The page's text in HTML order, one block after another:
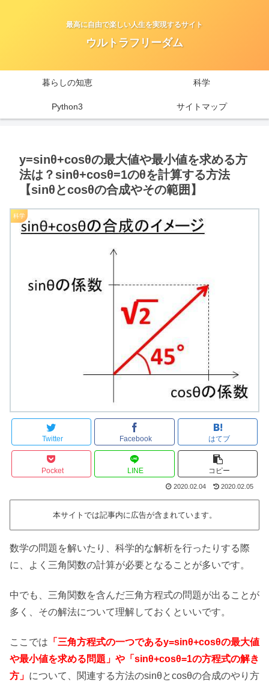
最高に自由で楽しい人生を実現するサイト
ウルトラフリーダム
暮らしの知恵 科学
Python3 サイトマップ
y=sinθ+cosθの最大値や最小値を求める方
法は？sinθ+cosθ=1のθを計算する方法
【sinθとcosθの合成やその範囲】
科学
Twitter Facebook はてブ
Pocket LINE コピー
2020.02.04 2020.02.05
本サイトでは記事内に広告が含まれています。
数学の問題を解いたり、科学的な解析を行ったりする際
に、よく三角関数の計算が必要となることが多いです。
中でも、三角関数を含んだ三角方程式の問題が出ることが
多く、その解法について理解しておくといいです。
ここでは 「三角方程式の一つであるy=sinθ+cosθの最大値
や最小値を求める問題」や「sinθ+cosθ=1の方程式の解き
方」 について、関連する方法のsinθとcosθの合成のやり方